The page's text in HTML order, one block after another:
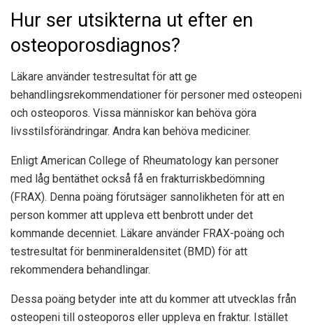
Hur ser utsikterna ut efter en
osteoporosdiagnos?
Läkare använder testresultat för att ge
behandlingsrekommendationer för personer med osteopeni
och osteoporos. Vissa människor kan behöva göra
livsstilsförändringar. Andra kan behöva mediciner.
Enligt American College of Rheumatology kan personer
med låg bentäthet också få en frakturriskbedömning
(FRAX). Denna poäng förutsäger sannolikheten för att en
person kommer att uppleva ett benbrott under det
kommande decenniet. Läkare använder FRAX-poäng och
testresultat för benmineraldensitet (BMD) för att
rekommendera behandlingar.
Dessa poäng betyder inte att du kommer att utvecklas från
osteopeni till osteoporos eller uppleva en fraktur. Istället